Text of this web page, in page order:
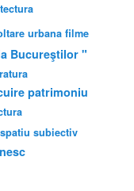
urbana filme
Bucureştilor "
patrimoniu
spatiu subiectiv